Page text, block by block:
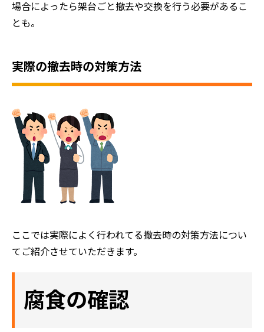
場合によったら架台ごと撤去や交換を行う必要があるこ
とも。
実際の撤去時の対策方法
ここでは実際によく行われてる撤去時の対策方法につい
てご紹介させていただきます。
腐食の確認